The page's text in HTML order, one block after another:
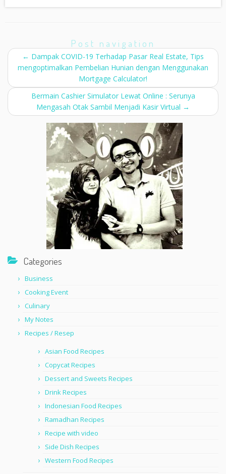
Post navigation
← Dampak COVID-19 Terhadap Pasar Real Estate, Tips
mengoptimalkan Pembelian Hunian dengan Menggunakan
Mortgage Calculator!
Bermain Cashier Simulator Lewat Online : Serunya
Mengasah Otak Sambil Menjadi Kasir Virtual →
Categories
Business
Cooking Event
Culinary
My Notes
Recipes / Resep
Asian Food Recipes
Copycat Recipes
Dessert and Sweets Recipes
Drink Recipes
Indonesian Food Recipes
Ramadhan Recipes
Recipe with video
Side Dish Recipes
Western Food Recipes